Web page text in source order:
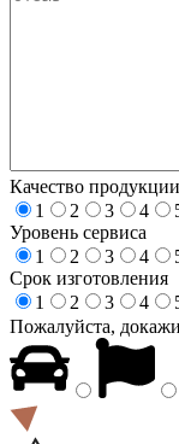
Качество продукции
1
2 3 4
Уровень сервиса
1
2 3 4
Срок изготовления
1
2 3 4
Пожалуйста,